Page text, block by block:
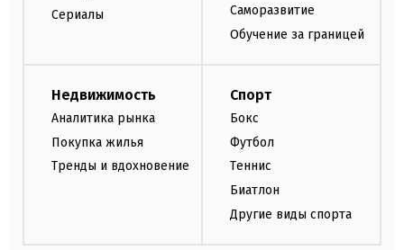
Сериалы
Саморазвитие
Обучение за границей
Недвижимость
Аналитика рынка
Покупка жилья
Тренды и вдохновение
Спорт
Бокс
Футбол
Теннис
Биатлон
Другие виды спорта